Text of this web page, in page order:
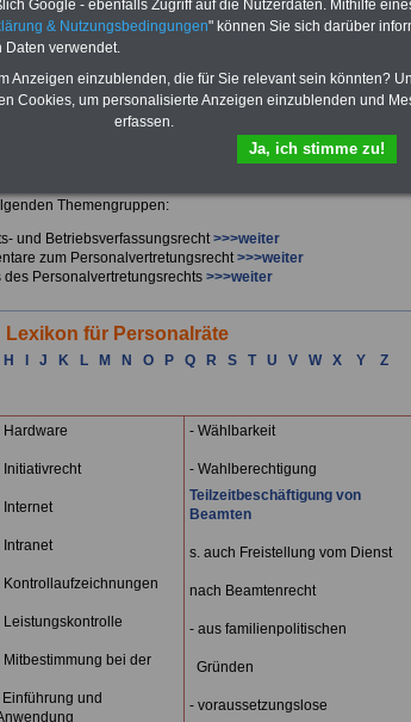
oder eineE-Mail schreiben
erwartet man in besonderer Weise, dass sie
Hierzu ist es für jeden Personalrat unabdingbar notwendig,
Themengruppen:
und Betriebsverfassungsrecht>>>weiter
zum Personalvertretungsrecht>>>weiter
des Personalvertretungsrechts >>>weiter
Lexikon für Personalräte
H J K L M N O P Q R S T U V W X Y Z
Hardware
Initiativrecht
Internet
Intranet
Kontrollaufzeichnungen
Leistungskontrolle
Mitbestimmung bei der
Einführung und
- Wählbarkeit
- Wahlberechtigung
Teilzeitbeschäftigung von
Beamten
s. auch Freistellung vom Dienst
nach Beamtenrecht
- aus familienpolitischen
Gründen
- voraussetzungslose
Google - ebenfalls Zugriff auf die Nutzerdaten. Mithilfe
& Nutzungsbedingungen" können Sie sich darüber
Daten verwendet.
Anzeigen einzublenden, die für Sie relevant sein könnten?
Cookies, um personalisierte Anzeigen einzublenden und
erfassen.
Ja, ich stimme zu!